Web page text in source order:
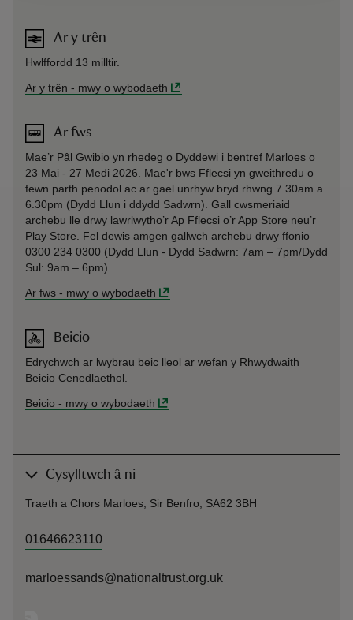
Ar y trên
Hwlffordd 13 milltir.
Ar y trên - mwy o wybodaeth
Ar fws
Mae’r Pâl Gwibio yn rhedeg o Dyddewi i bentref Marloes o
23 Mai - 27 Medi 2026. Mae'r bws Fflecsi yn gweithredu o
fewn parth penodol ac ar gael unrhyw bryd rhwng 7.30am a
6.30pm (Dydd Llun i ddydd Sadwrn). Gall cwsmeriaid
archebu lle drwy lawrlwytho’r Ap Fflecsi o’r App Store neu’r
Play Store. Fel dewis amgen gallwch archebu drwy ffonio
0300 234 0300 (Dydd Llun - Dydd Sadwrn: 7am – 7pm/Dydd
Sul: 9am – 6pm).
Ar fws - mwy o wybodaeth
Beicio
Edrychwch ar lwybrau beic lleol ar wefan y Rhwydwaith
Beicio Cenedlaethol.
Beicio - mwy o wybodaeth
Cysylltwch â ni
Traeth a Chors Marloes, Sir Benfro, SA62 3BH
01646623110
marloessands@nationaltrust.org.uk